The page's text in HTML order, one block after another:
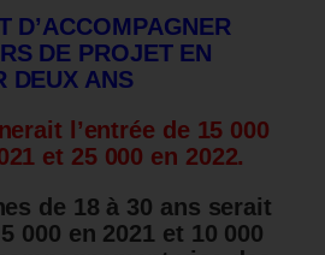
D’ACCOMPAGNER
DE PROJET EN
DEUX ANS
l’entrée de 15 000
et 25 000 en 2022.
de 18 à 30 ans serait
000 en 2021 et 10 000